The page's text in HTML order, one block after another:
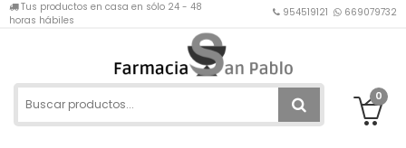
Tus productos en casa en sólo 24 - 48
horas hábiles
954519121 669079732
0